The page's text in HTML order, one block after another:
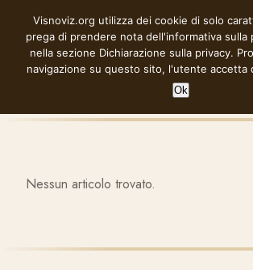
contenuto
VISNOVIZ.ORG
Nessun articolo trovato.
Visnoviz.org utilizza dei cookie di solo
prega di prendere nota dell'informativa sulla
nella sezione Dichiarazione sulla privacy.
navigazione su questo sito, l'utente accetta
Ok